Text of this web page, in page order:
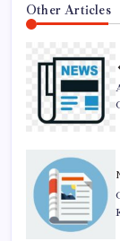
Other Articles